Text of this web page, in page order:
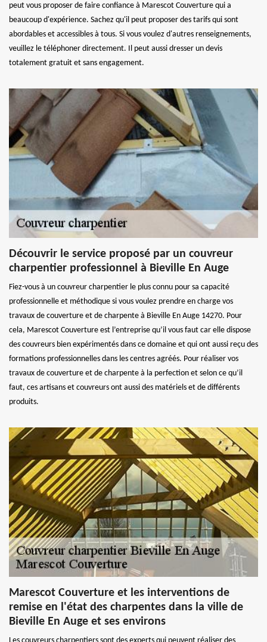
peut vous proposer de faire confiance à Marescot Couverture qui a
beaucoup d'expérience. Sachez qu'il peut proposer des tarifs qui sont
abordables et accessibles à tous. Si vous voulez d'autres renseignements,
veuillez le téléphoner directement. Il peut aussi dresser un devis
totalement gratuit et sans engagement.
Découvrir le service proposé par un couvreur
charpentier professionnel à Bieville En Auge
Fiez-vous à un couvreur charpentier le plus connu pour sa capacité
professionnelle et méthodique si vous voulez prendre en charge vos
travaux de couverture et de charpente à Bieville En Auge 14270. Pour
cela, Marescot Couverture est l’entreprise qu’il vous faut car elle dispose
des couvreurs bien expérimentés dans ce domaine et qui ont aussi reçu des
formations professionnelles dans les centres agréés. Pour réaliser vos
travaux de couverture et de charpente à la perfection et selon ce qu’il
faut, ces artisans et couvreurs ont aussi des matériels et de différents
produits.
Marescot Couverture et les interventions de
remise en l'état des charpentes dans la ville de
Bieville En Auge et ses environs